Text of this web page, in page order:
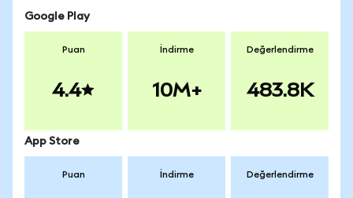
Google Play
Puan
4.4
İndirme
10M+
Değerlendirme
483.8K
App Store
Puan İndirme Değerlendirme